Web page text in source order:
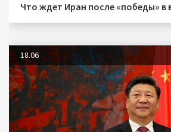
Что ждет Иран после «победы» в
18.06